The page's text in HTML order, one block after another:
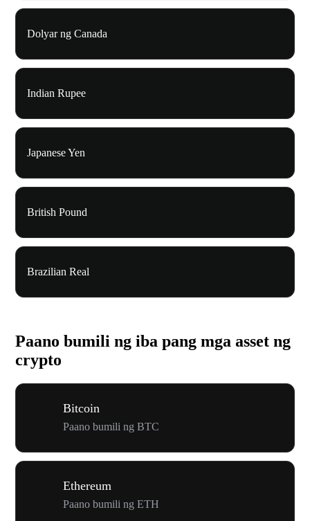
Dolyar ng Canada
Indian Rupee
Japanese Yen
British Pound
Brazilian Real
Paano bumili ng iba pang mga asset ng
crypto
Bitcoin
Paano bumili ng BTC
Ethereum
Paano bumili ng ETH